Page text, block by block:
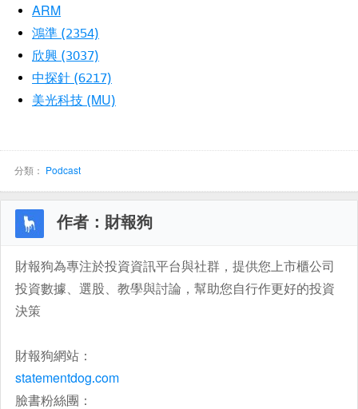
ARM
鴻準 (2354)
欣興 (3037)
中探針 (6217)
美光科技 (MU)
分類： Podcast
作者：財報狗
財報狗為專注於投資資訊平台與社群，提供您上市櫃公司
投資數據、選股、教學與討論，幫助您自行作更好的投資
決策
財報狗網站：
statementdog.com
臉書粉絲團：